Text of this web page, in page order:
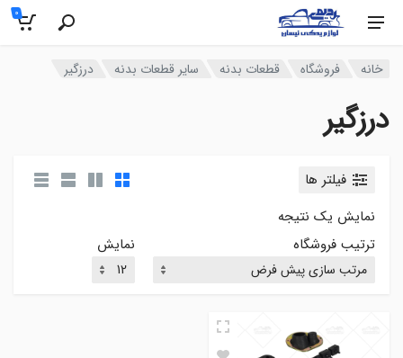
0
خانه فروشگاه قطعات بدنه سایر قطعات بدنه درزگیر
درزگیر
فیلتر ها
نمایش یک نتیجه
ترتیب فروشگاه
نمایش